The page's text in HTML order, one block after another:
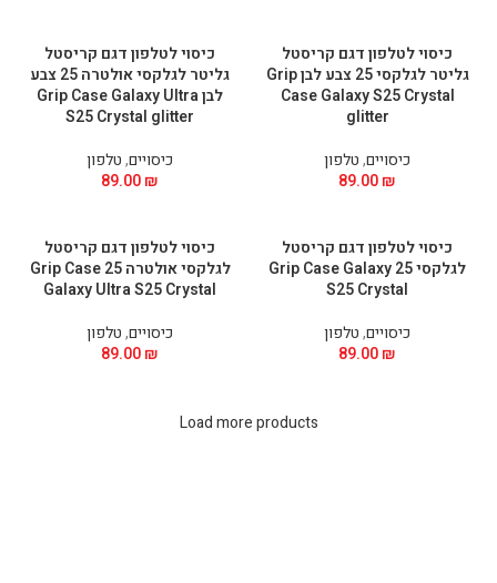
כיסוי לטלפון דגם קריסטל
גליטר לגלקסי 25 צבע לבן Grip
Case Galaxy S25 Crystal
glitter
כיסויים,טלפון
89.00₪
כיסוי לטלפון דגם קריסטל
גליטר לגלקסי אולטרה 25 צבע
לבן Grip Case Galaxy Ultra
S25 Crystal glitter
כיסויים,טלפון
89.00₪
כיסוי לטלפון דגם קריסטל
לגלקסי 25 Grip Case Galaxy
S25 Crystal
כיסויים,טלפון
89.00₪
כיסוי לטלפון דגם קריסטל
לגלקסי אולטרה 25 Grip Case
Galaxy Ultra S25 Crystal
כיסויים,טלפון
89.00₪
Load more products